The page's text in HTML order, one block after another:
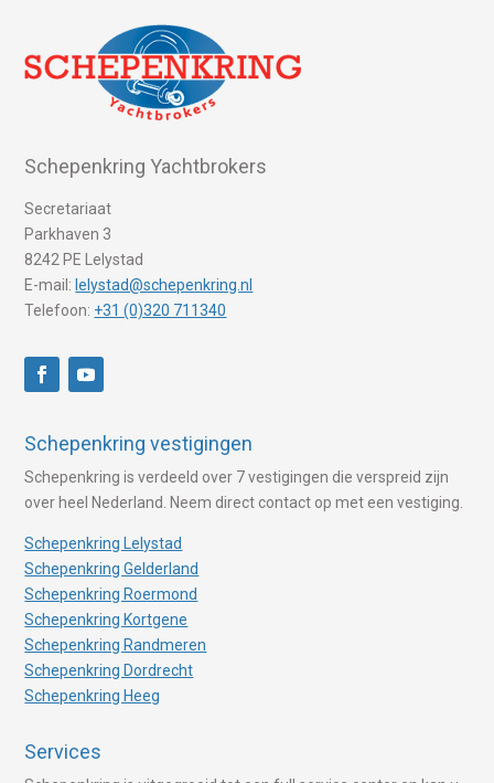
Schepenkring Yachtbrokers
Secretariaat
Parkhaven 3
8242 PE Lelystad
E-mail: lelystad@schepenkring.nl
Telefoon: +31 (0)320 711340
Schepenkring vestigingen
Schepenkring is verdeeld over 7 vestigingen die verspreid zijn
over heel Nederland. Neem direct contact op met een vestiging.
Schepenkring Lelystad
Schepenkring Gelderland
Schepenkring Roermond
Schepenkring Kortgene
Schepenkring Randmeren
Schepenkring Dordrecht
Schepenkring Heeg
Services